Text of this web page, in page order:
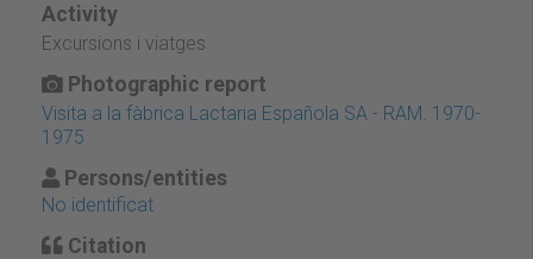
Activity
Excursions i viatges
Photographic report
Visita a la fàbrica Lactaria Española SA - RAM. 1970-
1975
Persons/entities
No identificat
Citation